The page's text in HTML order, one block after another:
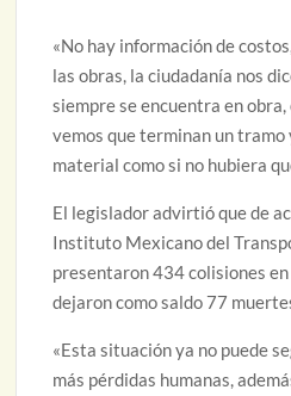
«No hay información de
las obras, la ciudadanía nos
siempre se encuentra en
vemos que terminan un
material como si no hubiera
El legislador advirtió que de
Instituto Mexicano del
presentaron 434 colisiones
dejaron como saldo 77
«Esta situación ya no puede
más pérdidas humanas,